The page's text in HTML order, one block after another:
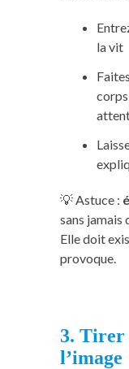
la vit
corps
💡 Astuce :
sans jamais
Elle doit
provoque.
3. Tirer
l’image